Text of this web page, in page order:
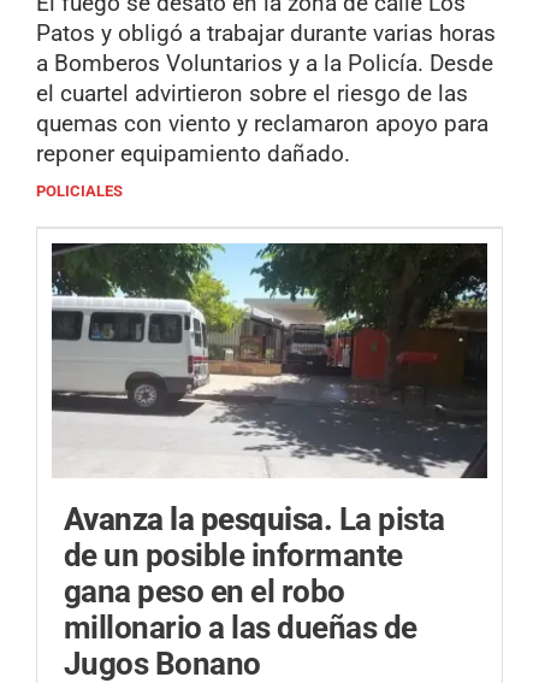
Patos y obligó a trabajar durante varias horas
a Bomberos Voluntarios y a la Policía. Desde
el cuartel advirtieron sobre el riesgo de las
quemas con viento y reclamaron apoyo para
reponer equipamiento dañado.
POLICIALES
Avanza la pesquisa. La pista
de un posible informante
gana peso en el robo
millonario a las dueñas de
Jugos Bonano